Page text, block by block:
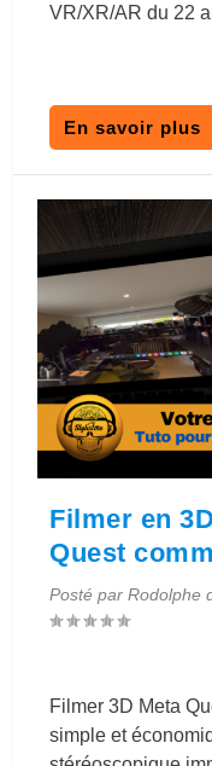
VR/XR/AR du 22
En savoir plus
Filmer en
Quest
Posté parRodolphe
Filmer 3D Meta
simple et